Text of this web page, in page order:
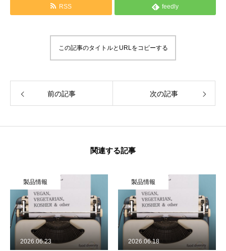
HappyCow
企業情報
ジャーナル
食品関連
飲食店
RSS feedly
この記事のタイトルとURLをコピーする
前の記事 次の記事
関連する記事
製品情報
2026.06.23
製品情報
2026.06.18